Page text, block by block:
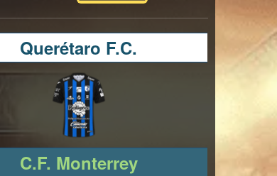
Querétaro F.C.
C.F. Monterrey